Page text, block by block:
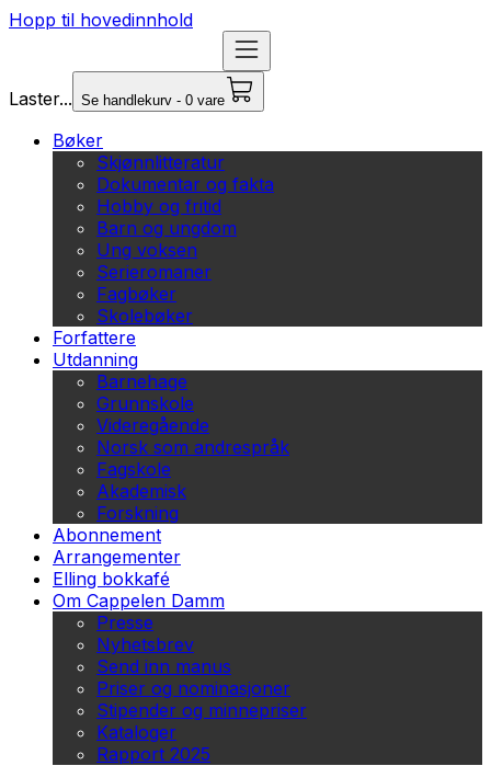
Hopp til hovedinnhold
Laster... Se handlekurv - 0 vare
Bøker
Skjønnlitteratur
Dokumentar og fakta
Hobby og fritid
Barn og ungdom
Ung voksen
Serieromaner
Fagbøker
Skolebøker
Forfattere
Utdanning
Barnehage
Grunnskole
Videregående
Norsk som andrespråk
Fagskole
Akademisk
Forskning
Abonnement
Arrangementer
Elling bokkafé
Om Cappelen Damm
Presse
Nyhetsbrev
Send inn manus
Priser og nominasjoner
Stipender og minnepriser
Kataloger
Rapport 2025